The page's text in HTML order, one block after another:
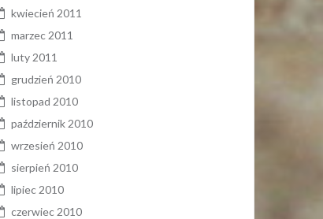
kwiecień 2011
marzec 2011
luty 2011
grudzień 2010
listopad 2010
październik 2010
wrzesień 2010
sierpień 2010
lipiec 2010
czerwiec 2010